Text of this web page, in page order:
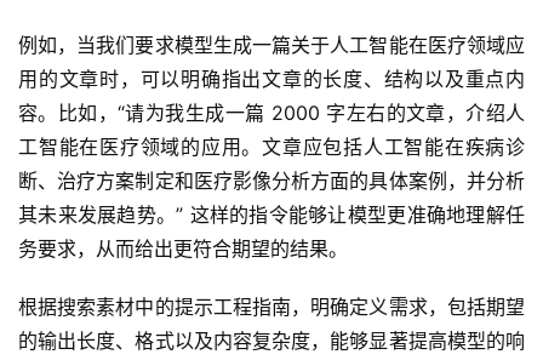
例如，当我们要求模型生成一篇关于人工智能在医疗领域应
用的文章时，可以明确指出文章的长度、结构以及重点内
容。比如，“请为我生成一篇 2000 字左右的文章，介绍人
工智能在医疗领域的应用。文章应包括人工智能在疾病诊
断、治疗方案制定和医疗影像分析方面的具体案例，并分析
其未来发展趋势。” 这样的指令能够让模型更准确地理解任
务要求，从而给出更符合期望的结果。
根据搜索素材中的提示工程指南，明确定义需求，包括期望
的输出长度、格式以及内容复杂度，能够显著提高模型的响